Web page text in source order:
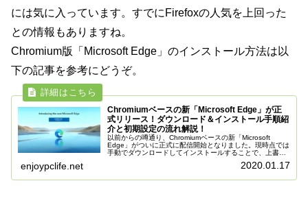
には気に入っています。すでにFirefoxの人気を上回った
との情報もありますね。
Chromium版「Microsoft Edge」のインストール方法は以
下の記事を参考にどうぞ。
Chromiumベースの新「Microsoft Edge」が正
式リリース！ダウンロード＆インストール手順紹
介と初期設定の流れ解説！
以前からの噂通り、Chromiumベースの新「Microsoft
Edge」がついに正式に配信開始となりました。現時点では
手動でダウンロードしてインストールすることで、上書き
enjoypclife.net 2020.01.17